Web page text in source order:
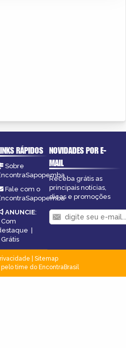
RÁPIDOS
Sobre
Fale com o
ANUNCIE:
Com
|
Grátis
NOVIDADES POR E-
MAIL
Receba grátis as
principais notícias,
dicas e promoções
Sitemap
time do EncontraBrasil